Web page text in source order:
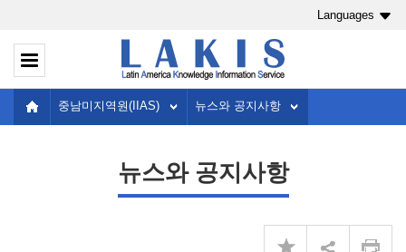
Languages
중남미지역원(IIAS) 뉴스와 공지사항
뉴스와 공지사항